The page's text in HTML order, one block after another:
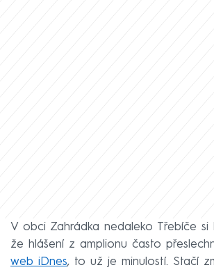
V obci Zahrádka nedaleko Třebíče si
že hlášení z amplionu často
web iDnes, to už je minulostí. Stačí